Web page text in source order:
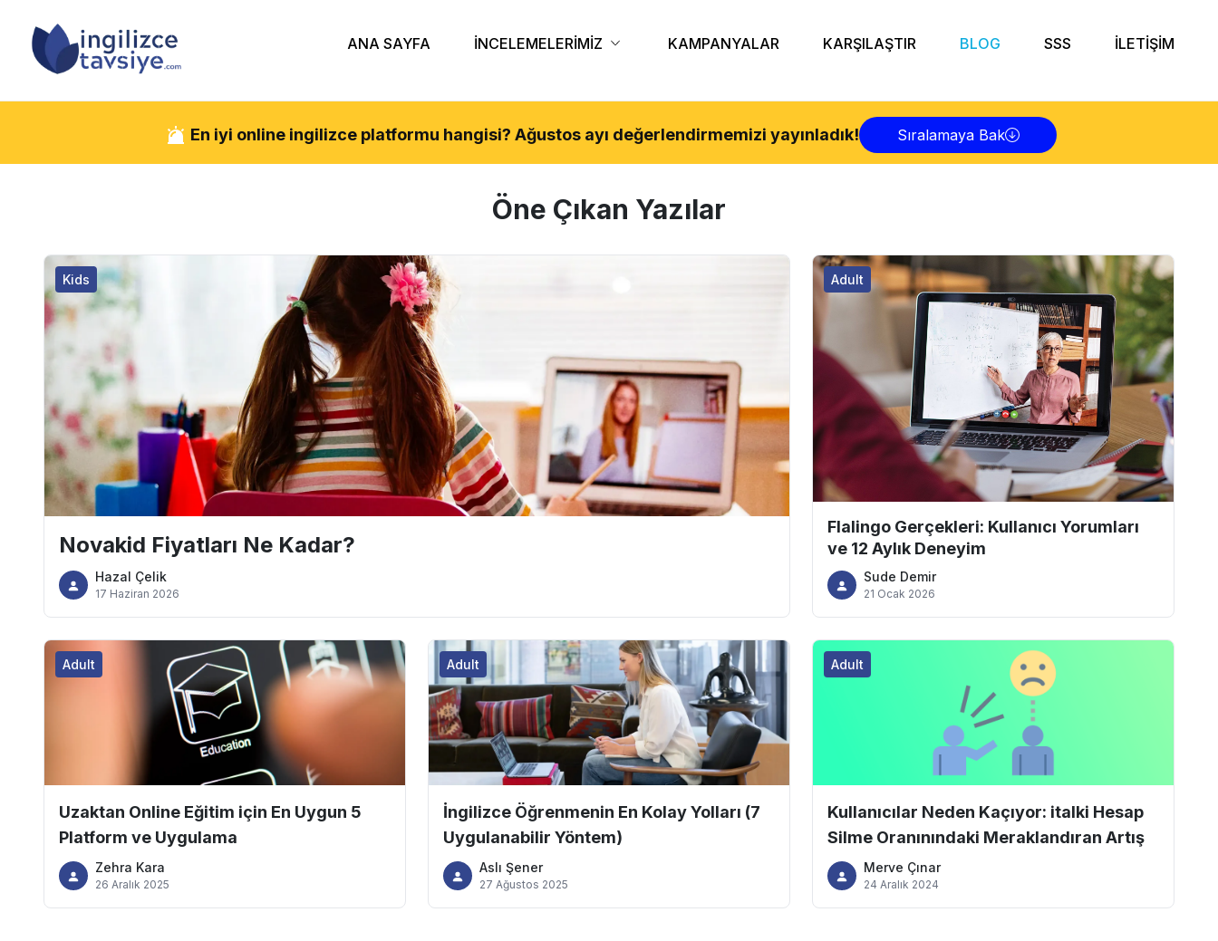
ANA SAYFA İNCELEMELERİMİZ KAMPANYALAR KARŞILAŞTIR BLOG SSS İLETİŞİM
En iyi online ingilizce platformu hangisi? Ağustos ayı değerlendirmemizi yayınladık! Sıralamaya Bak
Öne Çıkan Yazılar
Kids
Novakid Fiyatları Ne Kadar?
Hazal Çelik
17 Haziran 2026
Adult
Flalingo Gerçekleri: Kullanıcı Yorumları
ve 12 Aylık Deneyim
Sude Demir
21 Ocak 2026
Adult
Uzaktan Online Eğitim için En Uygun 5
Platform ve Uygulama
Zehra Kara
26 Aralık 2025
Adult
İngilizce Öğrenmenin En Kolay Yolları (7
Uygulanabilir Yöntem)
Aslı Şener
27 Ağustos 2025
Adult
Kullanıcılar Neden Kaçıyor: italki Hesap
Silme Oranınındaki Meraklandıran Artış
Merve Çınar
24 Aralık 2024